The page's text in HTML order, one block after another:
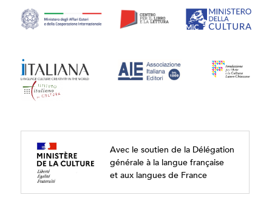
Avec le soutien de la Délégation
générale à la langue française
et aux langues de France